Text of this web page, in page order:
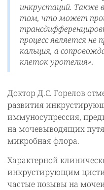
инкрустаций. Также
том, что может
процесс является
кальция, а
клеток уротелия».
Доктор Д.С. Горелов
развития
иммуносупрессия,
на мочевыводящих
микробная флора.
Характерной
инкрустирующим
частые позывы на